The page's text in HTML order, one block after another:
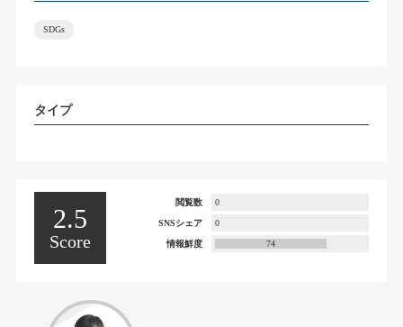
SDGs
タイプ
2.5
Score
閲覧数 0
SNSシェア 0
情報鮮度 74